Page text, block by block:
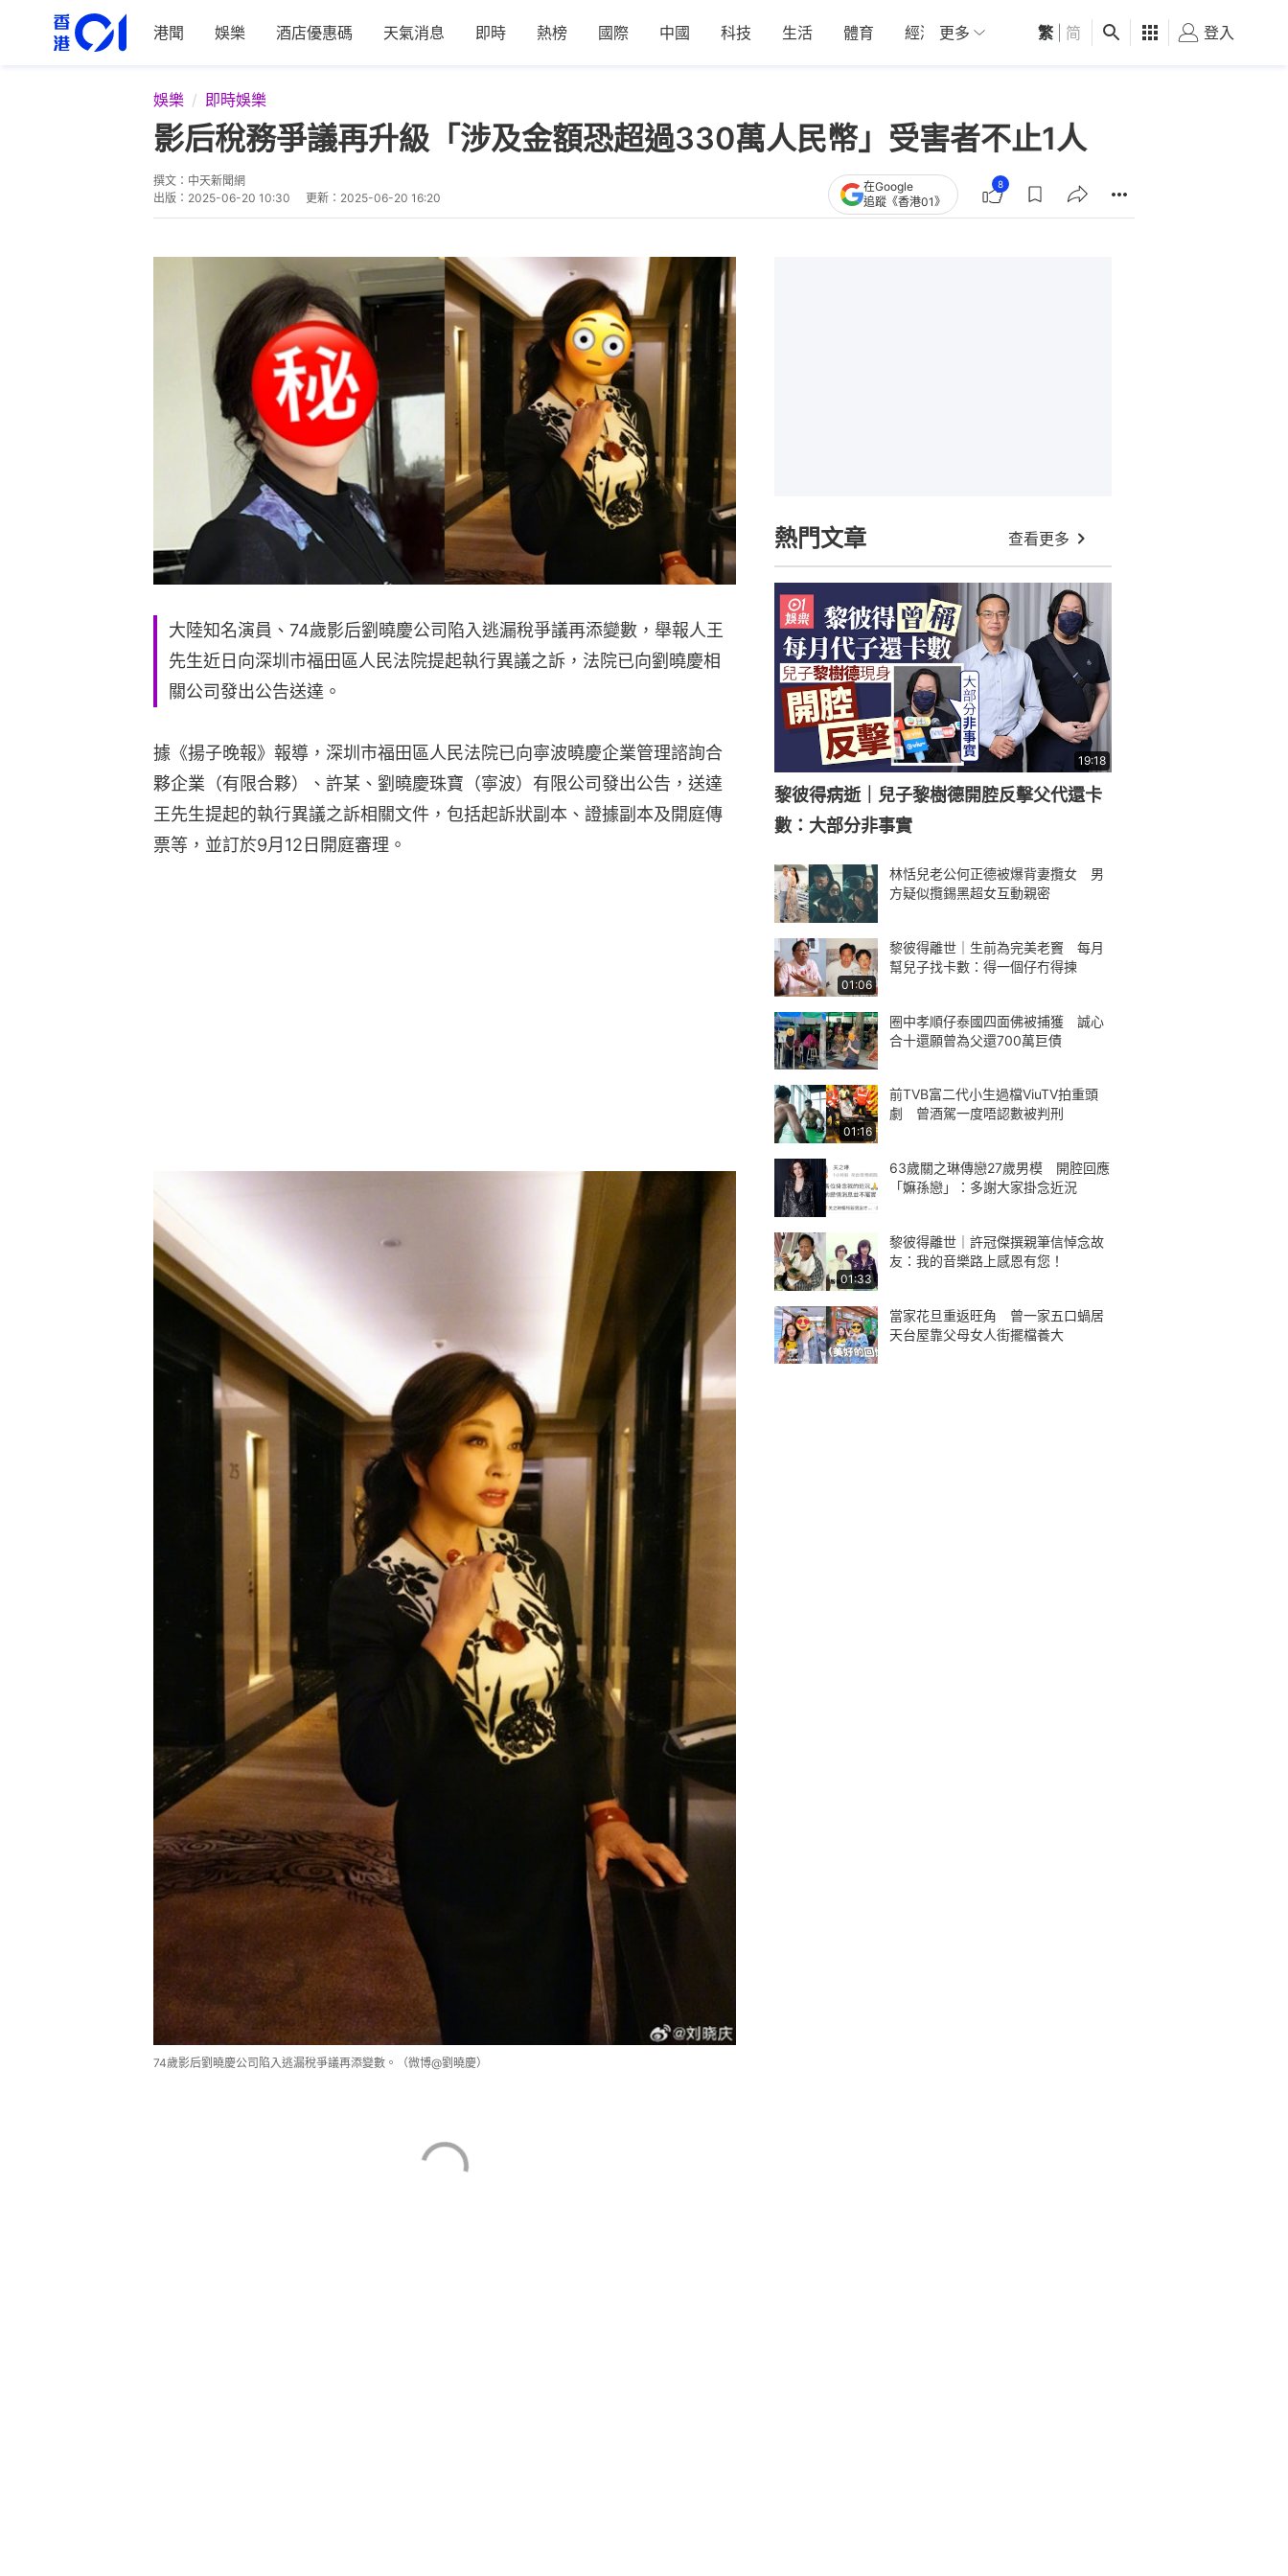
港聞 娛樂 酒店優惠碼 天氣消息 即時 熱榜 國際 中國 科技 生活 體育 經濟 01深圳 觀點 健康 好食玩飛
更多 繁 简 登入
娛樂 即時娛樂
影后稅務爭議再升級「涉及金額恐超過330萬人民幣」受害者不止1人
撰文： 中天新聞網
出版： 2025-06-20 10:30 更新： 2025-06-20 16:20
在Google
追蹤《香港01》
8
大陸知名演員、74歲影后劉曉慶公司陷入逃漏稅爭議再添變數，舉報人王
先生近日向深圳市福田區人民法院提起執行異議之訴，法院已向劉曉慶相
關公司發出公告送達。
據《揚子晚報》報導，深圳市福田區人民法院已向寧波曉慶企業管理諮詢合
夥企業（有限合夥）、許某、劉曉慶珠寶（寧波）有限公司發出公告，送達
王先生提起的執行異議之訴相關文件，包括起訴狀副本、證據副本及開庭傳
票等，並訂於9月12日開庭審理。
74歲影后劉曉慶公司陷入逃漏稅爭議再添變數。（微博@劉曉慶）
熱門文章 查看更多
19:18
黎彼得病逝｜兒子黎樹德開腔反擊父代還卡
數：大部分非事實
林恬兒老公何正德被爆背妻攬女 男
方疑似攬錫黑超女互動親密
01:06
黎彼得離世｜生前為完美老竇 每月
幫兒子找卡數：得一個仔冇得揀
圈中孝順仔泰國四面佛被捕獲 誠心
合十還願曾為父還700萬巨債
01:16
前TVB富二代小生過檔ViuTV拍重頭
劇 曾酒駕一度唔認數被判刑
63歲關之琳傳戀27歲男模 開腔回應
「嫲孫戀」：多謝大家掛念近況
01:33
黎彼得離世｜許冠傑撰親筆信悼念故
友：我的音樂路上感恩有您！
當家花旦重返旺角 曾一家五口蝸居
天台屋靠父母女人街擺檔養大